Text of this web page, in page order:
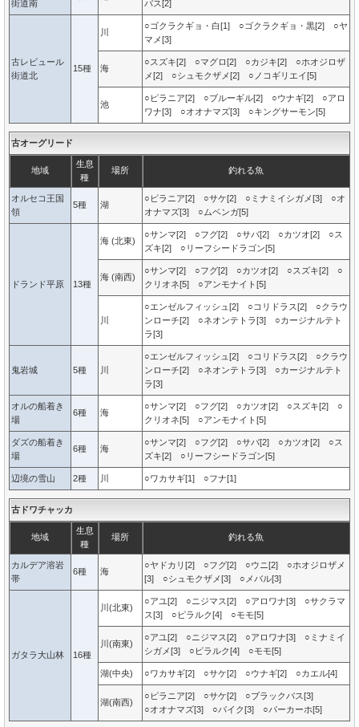
街道南 バス[2]
古レビュール
街道北
15種
川
○ゴクラクギョ・白[1] ○ゴクラクギョ・黒[2] ○ヤ
マメ[3]
海
○スズキ[2] ○マグロ[2] ○カジキ[2] ○ホオジロザ
メ[2] ○シュモクザメ[2] ○ノコギリエイ[5]
池
○ピラニア[2] ○ブルーギル[2] ○ウナギ[2] ○アロ
ワナ[3] ○オオナマズ[3] ○キングサーモン[5]
古オーグリード
地域
生息
種
場所 釣れる魚
オルセコ王国
領
5種 湖
○ピラニア[2] ○サケ[2] ○ミナミイシガメ[3] ○オ
オナマズ[3] ○ムベンガ[5]
ドランド平原 13種
海 (北東)
○サンマ[2] ○フグ[2] ○サバ[2] ○カツオ[2] ○ス
ズキ[2] ○リーフシードラゴン[5]
海 (南西)
○サンマ[2] ○フグ[2] ○カツオ[2] ○スズキ[2] ○
クリオネ[5] ○アンモナイト[5]
川
○エンゼルフィッシュ[2] ○コリドラス[2] ○クラウ
ンローチ[2] ○ネオンテトラ[3] ○カージナルテト
ラ[3]
鬼岩城 5種 川
○エンゼルフィッシュ[2] ○コリドラス[2] ○クラウ
ンローチ[2] ○ネオンテトラ[3] ○カージナルテト
ラ[3]
オルの船着き
場
6種 海
○サンマ[2] ○フグ[2] ○カツオ[2] ○スズキ[2] ○
クリオネ[5] ○アンモナイト[5]
ダズの船着き
場
6種 海
○サンマ[2] ○フグ[2] ○サバ[2] ○カツオ[2] ○ス
ズキ[2] ○リーフシードラゴン[5]
辺境の雪山 2種 川 ○ワカサギ[1] ○フナ[1]
古ドワチャッカ
地域
生息
種
場所 釣れる魚
カルデア溶岩
帯
6種 海
○ヤドカリ[2] ○フグ[2] ○ウニ[2] ○ホオジロザメ
[3] ○シュモクザメ[3] ○メバル[3]
ガタラ大山林 16種
川(北東)
○アユ[2] ○ニジマス[2] ○アロワナ[3] ○サクラマ
ス[3] ○ピラルク[4] ○モモ[5]
川(南東)
○アユ[2] ○ニジマス[2] ○アロワナ[3] ○ミナミイ
シガメ[3] ○ピラルク[4] ○モモ[5]
湖(中央) ○ワカサギ[2] ○サケ[2] ○ウナギ[2] ○カエル[4]
湖(南西)
○ピラニア[2] ○サケ[2] ○ブラックバス[3]
○オオナマズ[3] ○パイク[3] ○パーカーホ[5]